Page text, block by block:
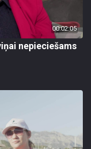
00:02:05
nepieciešams